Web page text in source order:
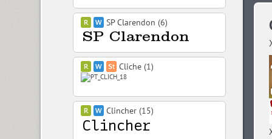
SP Clarendon (6)
Cliche (1)
Clincher (15)